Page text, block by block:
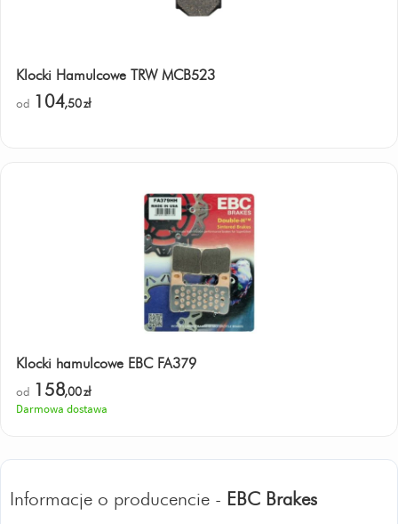
Klocki Hamulcowe TRW MCB523
od 104,50zł
Klocki hamulcowe EBC FA379
od 158,00zł
Darmowa dostawa
Informacje o producencie - EBC Brakes